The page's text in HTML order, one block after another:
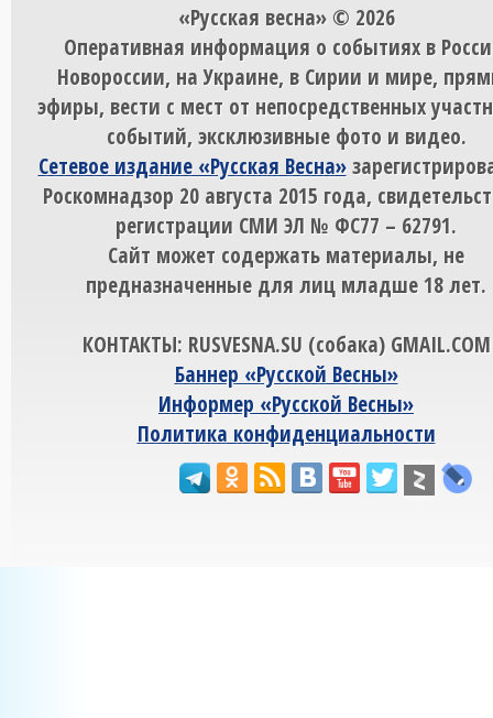
«Русская весна» © 2026
Оперативная информация о событиях в
Новороссии, на Украине, в Сирии и мире,
эфиры, вести с мест от непосредственных
событий, эксклюзивные фото и видео.
Сетевое издание «Русская Весна»
Роскомнадзор 20 августа 2015 года,
регистрации СМИ ЭЛ № ФС77 – 62791.
Сайт может содержать материалы, не
предназначенные для лиц младше 18 лет.
КОНТАКТЫ: RUSVESNA.SU (собака) GMAIL.COM
Баннер «Русской Весны»
Информер «Русской Весны»
Политика конфиденциальности